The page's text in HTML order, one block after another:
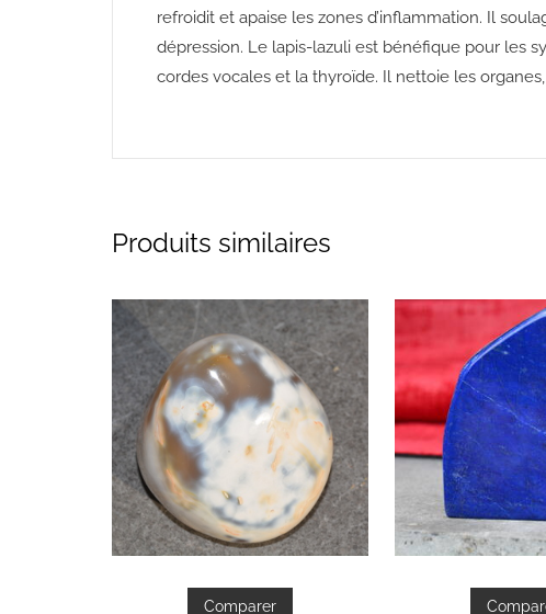
refroidit et apaise les zones d’inflammation. Il
dépression. Le lapis-lazuli est bénéfique pour les
cordes vocales et la thyroïde. Il nettoie les
Produits similaires
Comparer